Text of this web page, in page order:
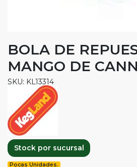
BOLA DE
MANGO DE
SKU: KL13314
Stock por sucursal
Pocas Unidades.